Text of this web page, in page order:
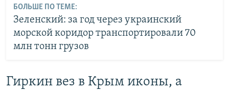
БОЛЬШЕ ПО ТЕМЕ:
Зеленский: за год через украинский
морской коридор транспортировали 70
млн тонн грузов
Гиркин вез в Крым иконы, а